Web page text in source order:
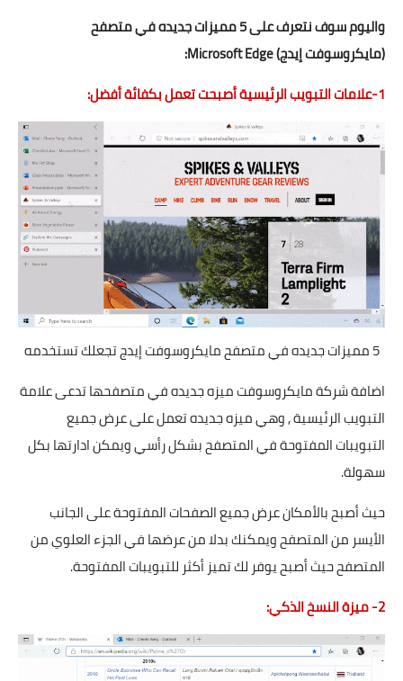
واليوم سوف نتعرف على 5 مميزات جديده في متصفح
(مايكروسوفت إيدج) Microsoft Edge:
1-علامات التبويب الرئيسية أصبحت تعمل بكفائة أفضل:
5 مميزات جديده في متصفح مايكروسوفت إيدج تجعلك تستخدمه
اضافة شركة مايكروسوفت ميزه جديده في متصفحها تدعى علامة
التبويب الرئيسية , وهي ميزه جديده تعمل على عرض جميع
التبويبات المفتوحة في المتصفح بشكل رأسي ويمكن ادارتها بكل
سهولة.
حيث أصبح بالأمكان عرض جميع الصفحات المفتوحة على الجانب
الأيسر من المتصفح ويمكنك بدلا من عرضها في الجزء العلوي من
المتصفح حيث أصبح يوفر لك تميز أكثر للتبويبات المفتوحة.
2- ميزة النسخ الذكي: